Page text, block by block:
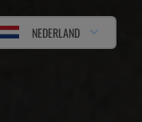
NEDERLAND